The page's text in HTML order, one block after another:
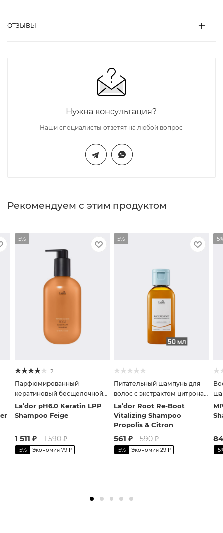
ОТЗЫВЫ
Нужна консультация?
Наши специалисты ответят на любой вопрос
Рекомендуем с этим продуктом
5%
2
Парфюмированный
кератиновый бесщелочной
шампунь
La’dor pH6.0 Keratin LPP
Shampoo Feige
1 511 ₽ 1 590₽
-5% Экономия 79 ₽
5%
Питательный шампунь для
волос с экстрактом цитрона
и прополисом
La’dor Root Re-Boot
Vitalizing Shampoo
Propolis & Citron
561 ₽ 590₽
-5% Экономия 29 ₽ -5